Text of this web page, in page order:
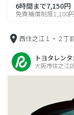
6時間まで7,150円
免責補償制度1,100円
西住之江１・２丁
トヨタレン
大阪市住之江